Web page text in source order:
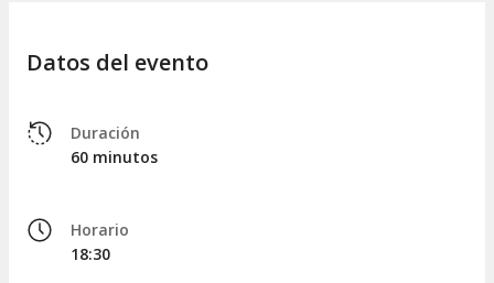
Datos del evento
Duración
60 minutos
Horario
18:30